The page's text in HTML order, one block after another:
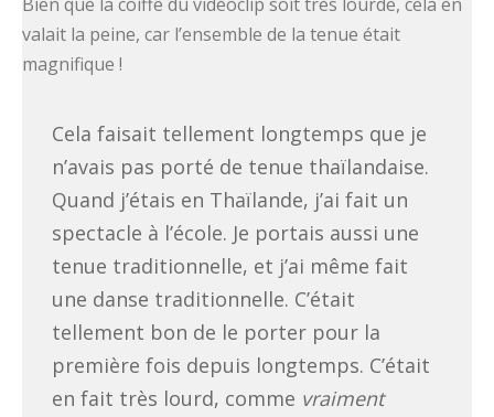
Bien que la coiffe du vidéoclip soit très lourde, cela en
valait la peine, car l’ensemble de la tenue était
magnifique !
Cela faisait tellement longtemps que je
n’avais pas porté de tenue thaïlandaise.
Quand j’étais en Thaïlande, j’ai fait un
spectacle à l’école. Je portais aussi une
tenue traditionnelle, et j’ai même fait
une danse traditionnelle. C’était
tellement bon de le porter pour la
première fois depuis longtemps. C’était
en fait très lourd, comme vraiment